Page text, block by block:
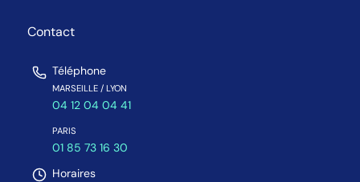
Contact
Téléphone
MARSEILLE / LYON
04 12 04 04 41
PARIS
01 85 73 16 30
Horaires